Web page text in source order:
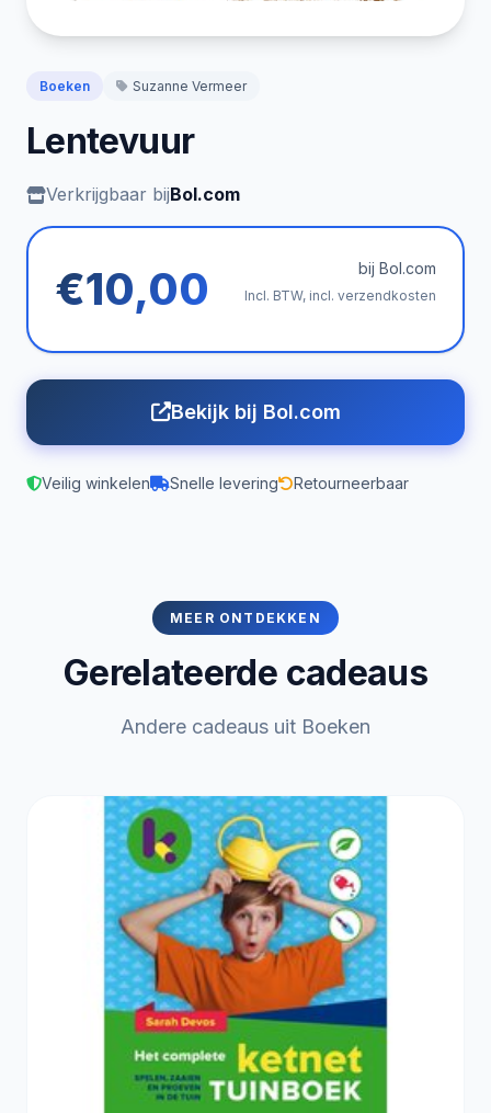
Boeken Suzanne Vermeer
Lentevuur
Verkrijgbaar bijBol.com
€10,00 bij Bol.com
Incl. BTW, incl. verzendkosten
Bekijk bij Bol.com
Veilig winkelen Snelle levering Retourneerbaar
MEER ONTDEKKEN
Gerelateerde cadeaus
Andere cadeaus uit Boeken